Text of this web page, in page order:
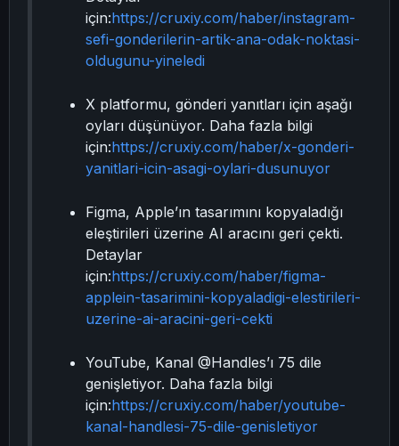
için:https://cruxiy.com/haber/instagram-
sefi-gonderilerin-artik-ana-odak-noktasi-
oldugunu-yineledi
X platformu, gönderi yanıtları için aşağı
oyları düşünüyor. Daha fazla bilgi
için:https://cruxiy.com/haber/x-gonderi-
yanitlari-icin-asagi-oylari-dusunuyor
Figma, Apple’ın tasarımını kopyaladığı
eleştirileri üzerine AI aracını geri çekti.
Detaylar
için:https://cruxiy.com/haber/figma-
applein-tasarimini-kopyaladigi-elestirileri-
uzerine-ai-aracini-geri-cekti
YouTube, Kanal @Handles’ı 75 dile
genişletiyor. Daha fazla bilgi
için:https://cruxiy.com/haber/youtube-
kanal-handlesi-75-dile-genisletiyor